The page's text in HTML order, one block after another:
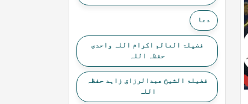
دعا
فضیلۃ العالم اکرام اللہ واحدی
حفظہ اللہ
فضیلۃ الشیخ عبدالرزاق زاہد حفظہ
اللہ